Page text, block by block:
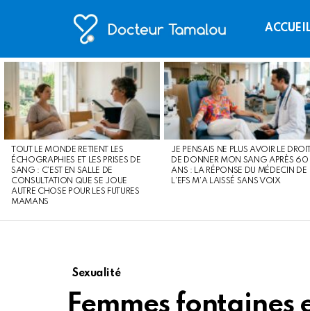
LATEST
STORIES
TOUT LE MONDE RETIENT LES
ÉCHOGRAPHIES ET LES PRISES DE
SANG : C’EST EN SALLE DE
CONSULTATION QUE SE JOUE
AUTRE CHOSE POUR LES FUTURES
MAMANS
JE PENSAIS NE PLUS AVOIR LE DROIT
DE DONNER MON SANG APRÈS 60
ANS : LA RÉPONSE DU MÉDECIN DE
L’EFS M’A LAISSÉ SANS VOIX
Sexualité
Femmes